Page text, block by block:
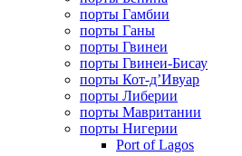
порты Гамбии
порты Ганы
порты Гвинеи
порты Гвинеи-Бисау
порты Кот-д’Ивуар
порты Либерии
порты Мавритании
порты Нигерии
Port of Lagos